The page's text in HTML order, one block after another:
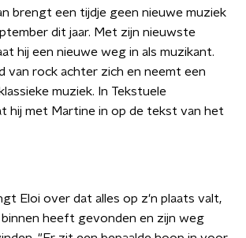
brengt een tijdje geen nieuwe muziek
dit jaar. Met zijn nieuwste
hij een nieuwe weg in als muzikant.
van rock achter zich en neemt een
muziek. In Tekstuele
hij met Martine in op de tekst van het
Eloi over dat alles op z'n plaats valt,
binnen heeft gevonden en zijn weg